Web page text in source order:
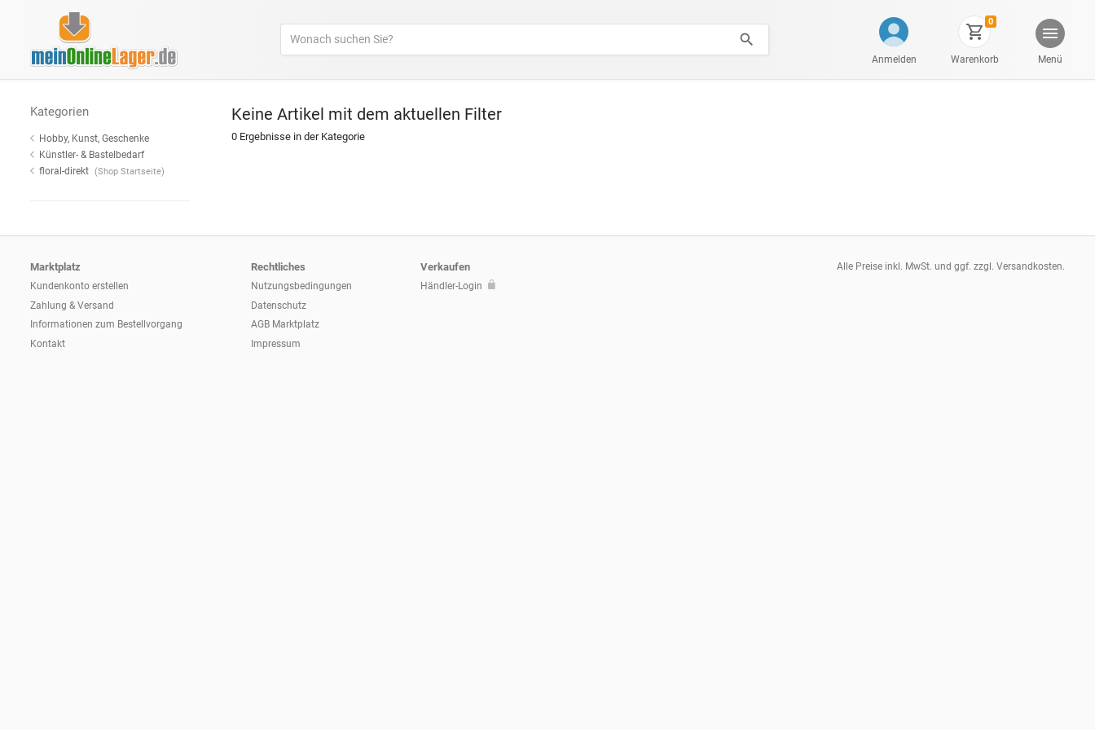
Anmelden
0
Warenkorb Menü
Kategorien
Hobby, Kunst, Geschenke
Künstler- & Bastelbedarf
floral-direkt (Shop Startseite)
Keine Artikel mit dem aktuellen Filter
0 Ergebnisse in der Kategorie
Marktplatz
Kundenkonto erstellen
Zahlung & Versand
Informationen zum Bestellvorgang
Kontakt
Rechtliches
Nutzungsbedingungen
Datenschutz
AGB Marktplatz
Impressum
Verkaufen
Händler-Login
Alle Preise inkl. MwSt. und ggf. zzgl. Versandkosten.